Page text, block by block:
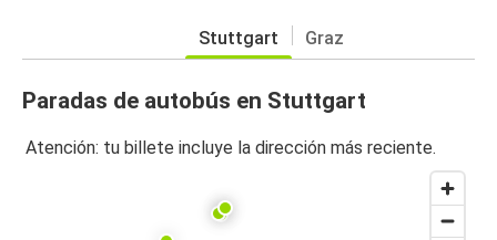
Stuttgart Graz
Paradas de autobús en Stuttgart
Atención: tu billete incluye la dirección más reciente.